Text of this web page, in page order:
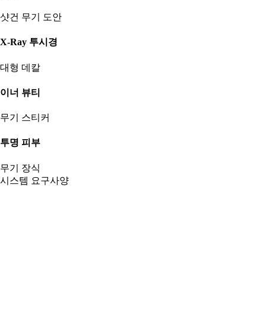
샷건 무기 도안
X-Ray 투시경
대형 데칼
이너 뷰티
무기 스티커
투명 피부
무기 장식
시스템 요구사양